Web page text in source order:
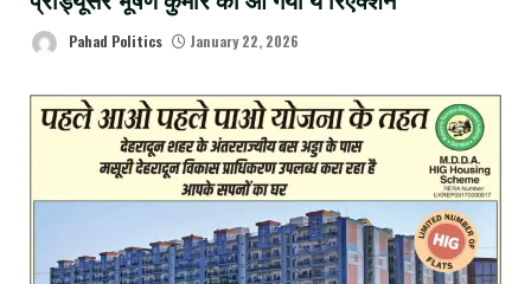
Pahad Politics January 22, 2026